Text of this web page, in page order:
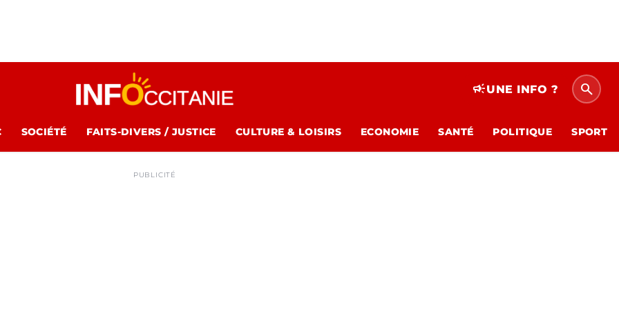
campaignUNE INFO ? search
SOCIÉTÉ FAITS-DIVERS / JUSTICE CULTURE & LOISIRS ECONOMIE SANTÉ POLITIQUE SPORT
PUBLICITÉ